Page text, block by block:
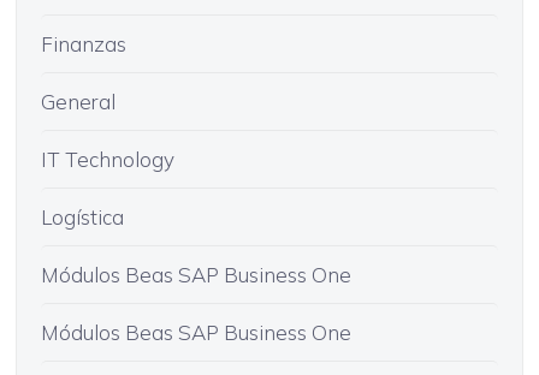
Finanzas
General
IT Technology
Logística
Módulos Beas SAP Business One
Módulos Beas SAP Business One